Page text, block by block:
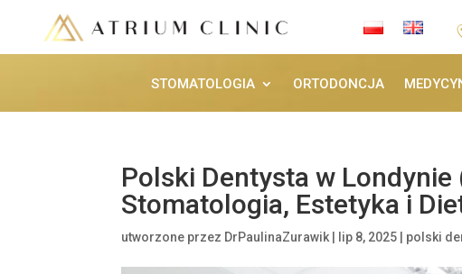
STOMATOLOGIA ORTODONCJA
Polski Dentysta w
Stomatologia, Estetyka i
utworzone przez DrPaulinaZurawik| lip 8, 2025 polski